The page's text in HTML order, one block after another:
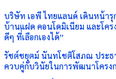
บริษัท เอพี ไทยแลนด์ เดินหน้ารุ
บ้านแฝด คอนโดมิเนียม และโค
ดีๆ ที่เลือกเองได้”
รัชต์ชยุตม์ นันทโชติโสภณ ประธ
ควบคู่กับวินัยในการพัฒนาโครง